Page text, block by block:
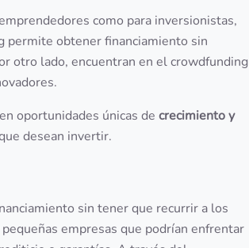
como para inversionistas,
permite obtener financiamiento sin
otro lado, encuentran en el crowdfunding
oportunidades únicas de crecimiento y
desean invertir.
sin tener que recurrir a los
empresas que podrían enfrentar